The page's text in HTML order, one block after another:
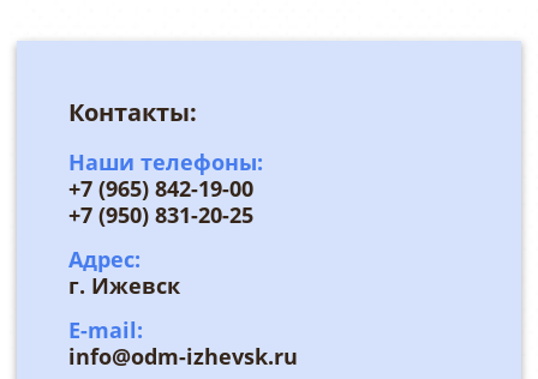
Контакты:
Наши телефоны:
+7 (965) 842-19-00
+7 (950) 831-20-25
Адрес:
г. Ижевск
E-mail:
info@odm-izhevsk.ru